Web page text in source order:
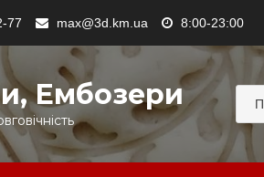
77 max@3d.km.ua 8:00-23:00
Ембозери